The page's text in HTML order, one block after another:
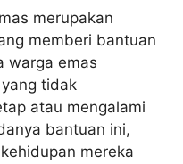
merupakan
memberi bantuan
warga emas
tidak
atau mengalami
bantuan ini,
mereka